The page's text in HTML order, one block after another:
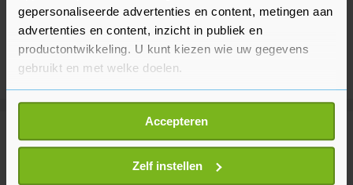
gepersonaliseerde advertenties en content, metingen aan
advertenties en content, inzicht in publiek en
productontwikkeling. U kunt kiezen wie uw gegevens
gebruikt en met welke doelen.
Als u het toestaat, willen we ook graag:
Informatie verzamelen over uw geografische
locatie, die tot een paar meter nauwkeurig kan zijn
Uw apparaat identificeren door het actief te
Accepteren
Zelf instellen
Meer uit Sport